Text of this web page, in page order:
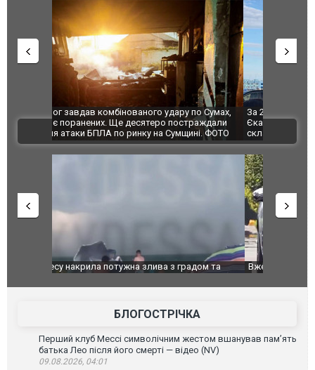
За 2000 кілометрів від кордону з Україною: в
Єкатеринбурзі після атаки дронів загорівся
склад Wildberries. ФОТО. ВІДЕО
"Мої
ВІДЕО
Вже вивели на тести: Ferrari готує оновлення
Вийшов
фільму
БЛОГОСТРІЧКА
Перший клуб Мессі символічним жестом вшанував пам’ять
батька Лео після його смерті — відео (NV)
09.08.2026, 04:01